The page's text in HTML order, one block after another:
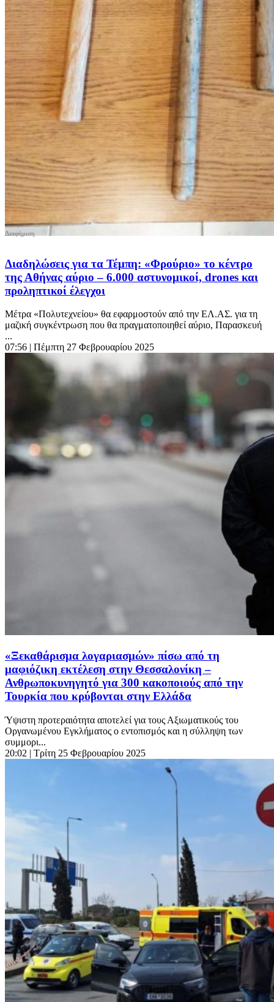
Διαδηλώσεις για τα Τέμπη: «Φρούριο» το κέντρο
της Αθήνας αύριο – 6.000 αστυνομικοί, drones και
προληπτικοί έλεγχοι
Μέτρα «Πολυτεχνείου» θα εφαρμοστούν από την ΕΛ.ΑΣ. για τη
μαζική συγκέντρωση που θα πραγματοποιηθεί αύριο, Παρασκευή
...
07:56 | Πέμπτη 27 Φεβρουαρίου 2025
«Ξεκαθάρισμα λογαριασμών» πίσω από τη
μαφιόζικη εκτέλεση στην Θεσσαλονίκη –
Ανθρωποκυνηγητό για 300 κακοποιούς από την
Τουρκία που κρύβονται στην Ελλάδα
Ύψιστη προτεραιότητα αποτελεί για τους Αξιωματικούς του
Οργανωμένου Εγκλήματος ο εντοπισμός και η σύλληψη των
συμμορι...
20:02 | Τρίτη 25 Φεβρουαρίου 2025